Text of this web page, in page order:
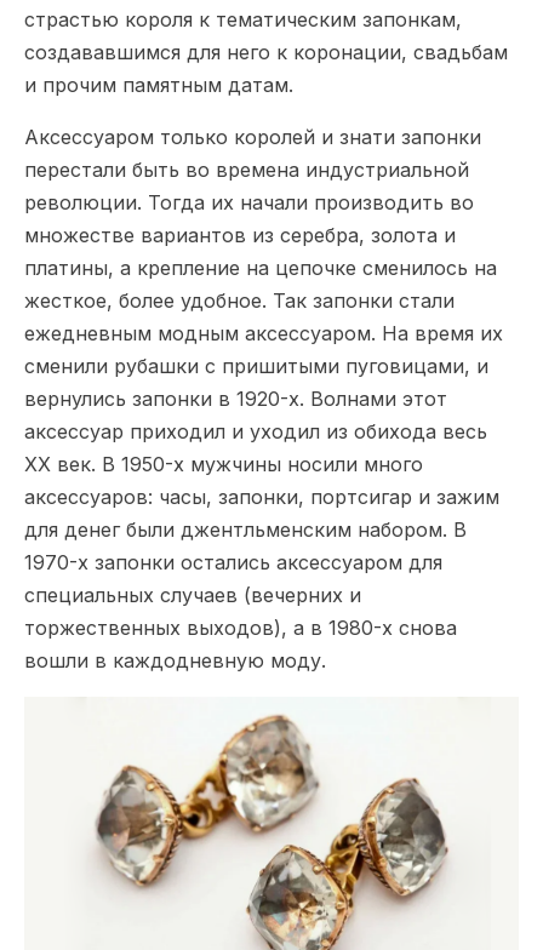
страстью короля к тематическим запонкам,
создававшимся для него к коронации, свадьбам
и прочим памятным датам.
Аксессуаром только королей и знати запонки
перестали быть во времена индустриальной
революции. Тогда их начали производить во
множестве вариантов из серебра, золота и
платины, а крепление на цепочке сменилось на
жесткое, более удобное. Так запонки стали
ежедневным модным аксессуаром. На время их
сменили рубашки с пришитыми пуговицами, и
вернулись запонки в 1920-х. Волнами этот
аксессуар приходил и уходил из обихода весь
XX век. В 1950-х мужчины носили много
аксессуаров: часы, запонки, портсигар и зажим
для денег были джентльменским набором. В
1970-х запонки остались аксессуаром для
специальных случаев (вечерних и
торжественных выходов), а в 1980-х снова
вошли в каждодневную моду.